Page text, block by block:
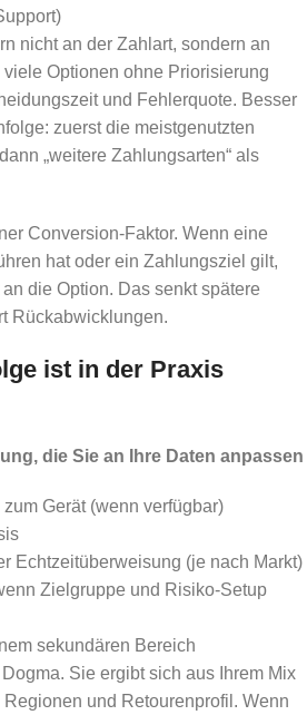
nicht an der Zahlart, sondern an
Optionen ohne Priorisierung
und Fehlerquote. Besser
zuerst die meistgenutzten
„weitere Zahlungsarten“ als
Conversion-Faktor. Wenn eine
hat oder ein Zahlungsziel gilt,
die Option. Das senkt spätere
Rückabwicklungen.
ist in der Praxis
die Sie an Ihre Daten anpassen
Gerät (wenn verfügbar)
Echtzeitüberweisung (je nach Markt)
Zielgruppe und Risiko-Setup
sekundären Bereich
Sie ergibt sich aus Ihrem Mix
und Retourenprofil. Wenn